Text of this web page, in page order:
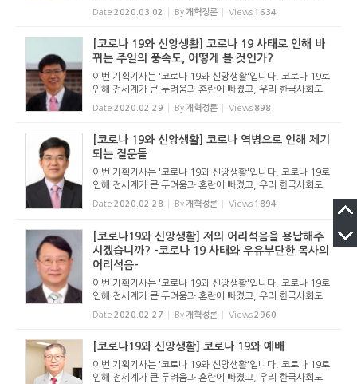
예외가 아닙니다. 아니, 이제는 한국이 전세계의 주목을 받고
있을 뿐만 아니라 걱정거리가 되었다고 할 정도입니다. 우리
Date 2020.03.02 By 개혁정론 Views 1634
[코로나 19와 신앙생활] 코로나 19 사태로 인해 바
뀌는 주일의 풍속도, 어떻게 볼 것인가?
이번 기획기사는 '코로나 19와 신앙생활'입니다. 코로나 19로
인해 전세계가 큰 두려움과 혼란에 빠졌고, 우리 한국사회도
예외가 아닙니다. 아니, 이제는 한국이 전세계의 주목을 받고
있을 뿐만 아니라 걱정거리가 되었다고 할 정도입니다. 우리
Date 2020.02.29 By 개혁정론 Views 898
[코로나 19와 신앙생활] 코로나 역병으로 인해 제기
되는 질문들
이번 기획기사는 '코로나 19와 신앙생활'입니다. 코로나 19로
인해 전세계가 큰 두려움과 혼란에 빠졌고, 우리 한국사회도
예외가 아닙니다. 아니, 이제는 한국이 전세계의 주목을 받고
있을 뿐만 아니라 걱정거리가 되었다고 할 정도입니다. 우리
Date 2020.02.28 By 개혁정론 Views 1894
[코로나19와 신앙생활] 저의 어리석음을 용납해주
시겠습니까? -코로나 19 사태와 우유부단한 목사의
어리석음-
이번 기획기사는 '코로나 19와 신앙생활'입니다. 코로나 19로
인해 전세계가 큰 두려움과 혼란에 빠졌고, 우리 한국사회도
예외가 아닙니다. 아니, 이제는 한국이 전세계의 주목을 받고
있을 뿐만 아니라 걱정거리가 되었다고 할 정도입니다. 우리
Date 2020.02.27 By 개혁정론 Views2960
[코로나19와 신앙생활] 코로나 19와 예배
이번 기획기사는 '코로나 19와 신앙생활'입니다. 코로나 19로
인해 전세계가 큰 두려움과 혼란에 빠졌고, 우리 한국사회도